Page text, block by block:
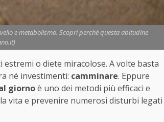
e metabolismo. Scopri perché questa abitudine
o diete miracolose. A volte basta
né investimenti: camminare. Eppure
giornoè uno dei metodi più efficaci e
vita e prevenire numerosi disturbi legati